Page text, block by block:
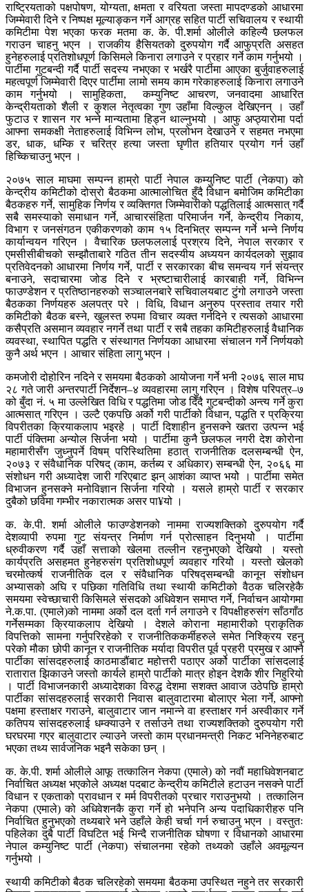
राष्ट्रियताको पक्षपोषण, योग्यता, क्षमता र वरियता जस्ता मापदण्डको आधारमा
जिम्मेवारी दिने र निष्पक्ष मूल्याङ्कन गर्ने आग्रह सहित पार्टी सचिवालय र स्थायी
कमिटीमा पेश भएका फरक मतमा क. के. पी.शर्मा ओलीले कहिल्यै छलफल
गराउन चाहनु भएन । राजकीय हैसियतको दुरुपयोग गर्दै आफुप्रति असहत
हुनेहरुलाई प्रतिशोधपूर्ण किसिमले किनारा लगाउने र प्रहार गर्ने काम गर्नुभयो ।
पार्टीमा गुटबन्दी गर्दै पार्टी सदस्य नभएका र भर्खरै पार्टीमा आएका बुर्जुवाहरुलाई
महत्वपूर्ण जिम्मेवारी दिएर पार्टीमा लामो समय काम गरेकाहरुलाई किनारा लगाउने
काम गर्नुभयो । सामुहिकता, कम्युनिष्ट आचरण, जनवादमा आधारित
केन्द्रीयताको शैली र कुशल नेतृत्वका गुण उहाँमा विल्कुल देखिएनन् । उहाँ
फुटाउ र शासन गर भन्ने मान्यतामा हिड्न थाल्नुभयो । आफु अप्ठ्यारोमा पर्दा
आफ्ना समकक्षी नेताहरुलाई विभिन्न लोभ, प्रलोभन देखाउने र सहमत नभएमा
डर, धाक, धम्कि र चरित्र हत्या जस्ता घृणीत हतियार प्रयोग गर्न उहाँ
हिच्किचाउनु भएन ।
२०७५ साल माघमा सम्पन्न हाम्रो पार्टी नेपाल कम्युनिष्ट पार्टी (नेकपा) को
केन्द्रीय कमिटीको दोस्रो बैठकमा आत्मालोचित हुँदै विधान बमोजिम कमिटीका
बैठकहरु गर्ने, सामुहिक निर्णय र व्यक्तिगत जिम्मेवारीको पद्धतिलाई आत्मसात् गर्दै
सबै समस्याको समाधान गर्ने, आचारसंहिता परिमार्जन गर्ने, केन्द्रीय निकाय,
विभाग र जनसंगठन एकीकरणको काम १५ दिनभित्र सम्पन्न गर्ने भन्ने निर्णय
कार्यान्वयन गरिएन । वैचारिक छलफललाई प्रश्रय दिने, नेपाल सरकार र
एमसीसीबीचको सम्झौताबारे गठित तीन सदस्यीय अध्ययन कार्यदलको सुझाव
प्रतिवेदनको आधारमा निर्णय गर्ने, पार्टी र सरकारका बीच समन्वय गर्न संयन्त्र
बनाउने, सदाचारमा जोड दिने र भ्रष्टाचारीलाई कारबाही गर्ने, विभिन्न
फाउण्डेशन र प्रतिष्ठानहरुको सञ्चालनबारे सचिवालयबाट टुंगो लगाउने जस्ता
बैठकका निर्णयहरु अलपत्र परे । विधि, विधान अनुरुप प्रस्ताव तयार गरी
कमिटीको बैठक बस्ने, खुलस्त रुपमा विचार व्यक्त गर्नदिने र त्यसको आधारमा
कसैप्रति असमान व्यवहार नगर्ने तथा पार्टी र सबै तहका कमिटीहरुलाई वैधानिक
व्यवस्था, स्थापित पद्धति र संस्थागत निर्णयका आधारमा संचालन गर्ने निर्णयको
कुनै अर्थ भएन । आचार संहिता लागु भएन ।
कमजोरी दोहोरिन नदिने र समयमा बैठकको आयोजना गर्ने भनी २०७६ साल माघ
२८ गते जारी अन्तरपार्टी निर्देशन–४ व्यवहारमा लागु गरिएन । विशेष परिपत्र–७
को बुँदा नं. ५ मा उल्लेखित विधि र पद्धतिमा जोड दिँदै गुटबन्दीको अन्त्य गर्ने कुरा
आत्मसात् गरिएन । उल्टै एकपछि अर्को गरी पार्टीको विधान, पद्धति र प्रक्रिया
विपरीतका क्रियाकलाप भइरहे । पार्टी दिशाहीन हुनसक्ने खतरा उत्पन्न भई
पार्टी पंक्तिमा अन्योल सिर्जना भयो । पार्टीमा कुनै छलफल नगरी देश कोरोना
महामारीसँग जुध्नुपर्ने विषम् परिस्थितिमा हठात् राजनीतिक दलसम्बन्धी ऐन,
२०७३ र संवैधानिक परिषद् (काम, कर्तब्य र अधिकार) सम्बन्धी ऐन, २०६६ मा
संशोधन गरी अध्यादेश जारी गरिएबाट झन् आशंका व्याप्त भयोे । पार्टीमा समेत
विभाजन हुनसक्ने मनोविज्ञान सिर्जना गरियो । यसले हाम्रो पार्टी र सरकार
दुबैको छविमा गम्भीर नकारात्मक असर पा¥यो ।
क. के.पी. शर्मा ओलीले फाउण्डेशनको नाममा राज्यशक्तिको दुरुपयोग गर्दै
देशव्यापी रुपमा गुट संयन्त्र निर्माण गर्न प्रोत्साहन दिनुभयोे । पार्टीमा
ध्रुवीकरण गर्दै उहाँ सत्ताको खेलमा तल्लीन रहनुभएको देखियो । यस्तो
कार्यप्रति असहमत हुनेहरुसंग प्रतिशोधपूर्ण व्यवहार गरियोे । यस्तो खेलको
चरमोत्कर्ष राजनीतिक दल र संवैधानिक परिषद्सम्बन्धी कानून संशोधन
अभ्यासको अघि र पछिका गतिविधि तथा स्थायी कमिटीको वैठक चलिरहेकै
समयमा स्वेच्छाचारी किसिमले संसदको अधिवेशन समाप्त गर्ने, निर्वाचन आयोगमा
ने.क.पा. (एमाले)को नाममा अर्को दल दर्ता गर्न लगाउने र विपक्षीहरुसंग साँठगाँठ
गर्नेसम्मका क्रियाकलाप देखियो । देशले कोराना महामारीको प्राकृतिक
विपत्तिको सामना गर्नुपरिरहेको र राजनीतिककर्मीहरुले समेत निश्क्रिय रहनु
परेको मौका छोपी कानून र राजनीतिक मर्यादा विपरीत पूर्व प्रहरी प्रमुख र आफ्नै
पार्टीका सांसदहरुलाई काठमाडौंबाट महोत्तरी पठाएर अर्को पार्टीका सांसदलाई
रातारात झिकाउने जस्तो कार्यले हाम्रो पार्टीको मात्र होइन देशकै शीर निहुरियो
। पार्टी विभाजनकारी अध्यादेशका विरुद्ध देशमा सशक्त आवाज उठेपछि हाम्रो
पार्टीका सांसदहरुलाई सरकारी निवास बालुवाटारमा बोलाएर भेला गर्ने, आफ्नो
पक्षमा हस्ताक्षर गराउने, बालुवाटार जान नमान्ने वा हस्ताक्षर गर्न अस्वीकार गर्ने
कतिपय सांसदहरुलाई धम्क्याउने र तर्साउने तथा राज्यशक्तिको दुरुपयोग गरी
घरघरमा गएर बालुवाटार ल्याउने जस्तो काम प्रधानमन्त्री निकट भनिनेहरुबाट
भएका तथ्य सार्वजनिक भइनै सकेका छन् ।
क. के.पी. शर्मा ओलीले आफू तत्कालिन नेकपा (एमाले) को नवौं महाधिवेशनबाट
निर्वाचित अध्यक्ष भएकोले अध्यक्ष पदबाट केन्द्रीय कमिटीले हटाउन नसक्ने पार्टी
विधान र एकताको प्रावधान र मर्म विपरीतको प्रचार गराउनुभयो । तत्कालिन
नेकपा (एमाले) को अधिवेशनकै कुरा गर्ने हो भनेपनि अन्य पदाधिकारीहरु पनि
निर्वाचित हुनुभएको तथ्यबारे भने उहाँले केही चर्चा गर्न रुचाउनु भएन । वस्तुतः
पहिलेका दुबै पार्टी विघटित भई भिन्दै राजनीतिक घोषणा र विधानको आधारमा
नेपाल कम्युनिष्ट पार्टी (नेकपा) संचालनमा रहेको तथ्यको उहाँले अवमूल्यन
गर्नुभयो ।
स्थायी कमिटीको बैठक चलिरहेको समयमा बैठकमा उपस्थित नहुने तर सरकारी